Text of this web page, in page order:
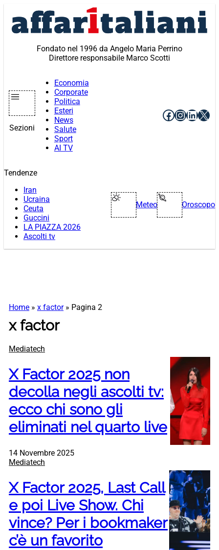
contenuto
Fondato nel 1996 da Angelo Maria Perrino
Direttore responsabile Marco Scotti
Sezioni
Economia
Corporate
Politica
Esteri
News
Salute
Sport
AI TV
Facebook
X
Tendenze
Iran
Ucraina
Ceuta
Guccini
LA PIAZZA 2026
Ascolti tv
Meteo Oroscopo
Home » x factor» Pagina 2
x factor
Mediatech
X Factor 2025 non
decolla negli ascolti tv:
ecco chi sono gli
eliminati nel quarto live
14 Novembre 2025
Mediatech
X Factor 2025, Last Call
e poi Live Show. Chi
vince? Per i bookmaker
c’è un favorito